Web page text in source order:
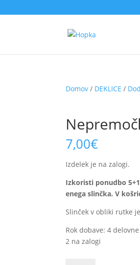
Domov / DEKLICE /
7,00€
Izdelek je na zalogi.
Izkoristi ponudbo
enega slinčka. V
Slinček v obliki rutke
Rok dobave: 4
2 na zalogi